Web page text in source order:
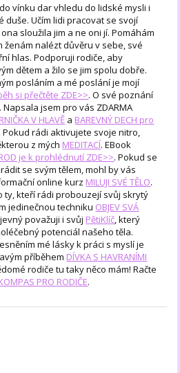
vínku dar vhledu do lidské mysli i
duše. Učím lidi pracovat se svojí
sloužila jim a ne oni jí. Pomáhám
ženám nalézt důvěru v sebe, své
hlas. Podporuji rodiče, aby
dětem a žilo se jim spolu dobře.
posláním a mé poslání je mojí
si přečtěte ZDE>>. O své poznání
Napsala jsem pro vás ZDARMA
V HLAVĚ a BAREVNÝ DECH pro
. Pokud rádi aktivujete svoje nitro,
z mých MEDITACÍ. EBook
je k prohlédnutí ZDE>>. Pokud se
se svým tělem, mohl by vás
online kurz MILUJI SVÉ TĚLO.
ty, kteří rádi probouzejí svůj skrytý
jedinečnou techniku OBJEV SVÁ
považuji i svůj PětiKlíč, který
potenciál našeho těla.
mé lásky k práci s myslí je
příběhem DÍVKA S HAVRANÍMI
rodiče tu taky něco mám! Račte
PRO RODIČE.